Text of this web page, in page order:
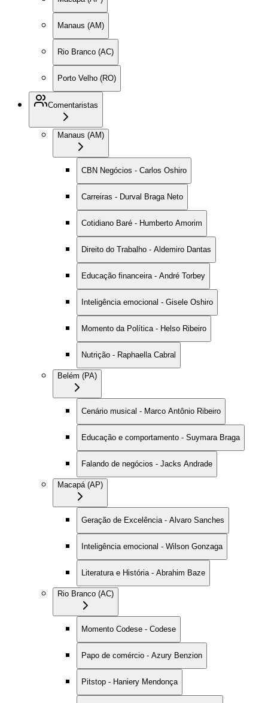
Manaus (AM)
Rio Branco (AC)
Porto Velho (RO)
Comentaristas
Manaus (AM)
CBN Negócios - Carlos Oshiro
Carreiras - Durval Braga Neto
Cotidiano Baré - Humberto Amorim
Direito do Trabalho - Aldemiro Dantas
Educação financeira - André Torbey
Inteligência emocional - Gisele Oshiro
Momento da Política - Helso Ribeiro
Nutrição - Raphaella Cabral
Belém (PA)
Cenário musical - Marco Antônio Ribeiro
Educação e comportamento - Suymara Braga
Falando de negócios - Jacks Andrade
Macapá (AP)
Geração de Excelência - Alvaro Sanches
Inteligência emocional - Wilson Gonzaga
Literatura e História - Abrahim Baze
Rio Branco (AC)
Momento Codese - Codese
Papo de comércio - Azury Benzion
Pitstop - Haniery Mendonça